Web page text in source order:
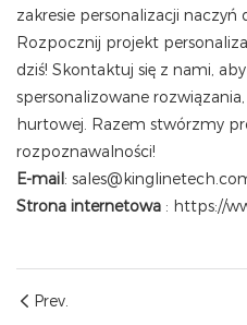
zakresie personalizacji naczyń
Rozpocznij projekt
dziś! Skontaktuj się z nami,
spersonalizowane
hurtowej. Razem stwórzmy
rozpoznawalności!
E-mail:
Strona internetowa : https://
Prev.